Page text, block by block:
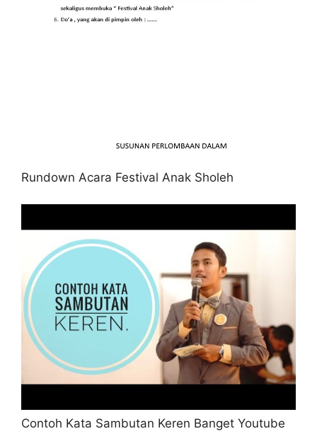
Rundown Acara Festival Anak Sholeh
Contoh Kata Sambutan Keren Banget Youtube